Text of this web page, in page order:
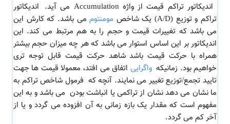
اندیکاتور تراکم قیمت از واژه Accumulation می آید.
اندیکاتور
تراکم و توزیع (A/D) یک شاخص
مومنتوم می باشد. که کارش این
می باشد که تغییرات قیمت و حجم را به هم مرتبط می کند. این
اندیکاتور بر این اساس استوار می باشد که هر چه میزان حجم بیشتر
همراه با حرکت قیمت باشد شاهد حرکت قیمت قابل توجه تری
خواهیم بود. زمانیکه واگرایی اتفاق می افتد، معمولا قیمت ها جهت
تایید تجمع/توزیع تغییر می نمایند. آنچه که فرمول شاخص تراکم به
ما نشان می دهد نشان ازتراکمی یا انباشت بودن می باشد و به این
مفهوم است که مقدار یک بازه زمانی به آن افزوده می گردد و یا از
آخر کم می گردد.